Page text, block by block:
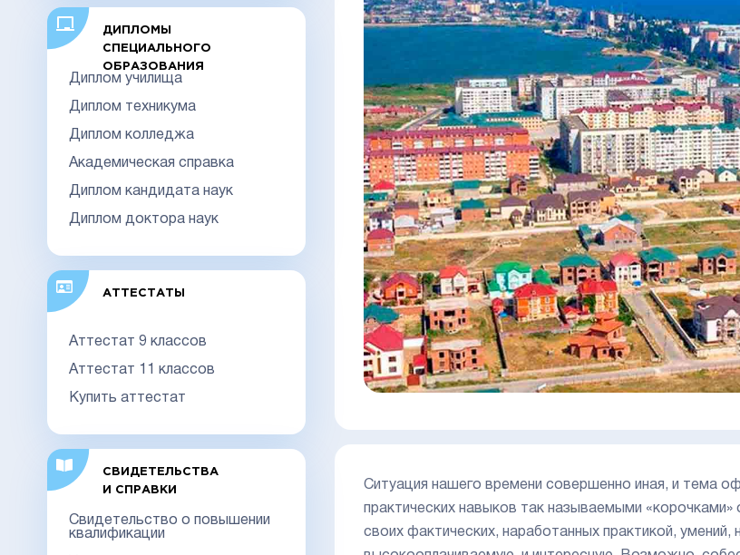
ДИПЛОМЫ
СПЕЦИАЛЬНОГО
ОБРАЗОВАНИЯ
Диплом училища
Диплом техникума
Диплом колледжа
Академическая справка
Диплом кандидата наук
Диплом доктора наук
АТТЕСТАТЫ
Аттестат 9 классов
Аттестат 11 классов
Купить аттестат
СВИДЕТЕЛЬСТВА
И СПРАВКИ
Свидетельство о повышении
квалификации
Ситуация нашего времени совершенно иная, и тема
практических навыков так называемыми
своих фактических, наработанных практикой,